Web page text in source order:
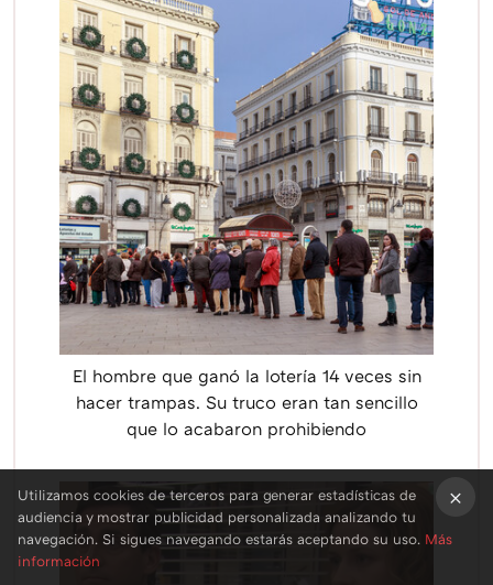
El hombre que ganó la lotería 14 veces sin
hacer trampas. Su truco eran tan sencillo
que lo acabaron prohibiendo
Utilizamos cookies de terceros para generar estadísticas de
audiencia y mostrar publicidad personalizada analizando tu
navegación. Si sigues navegando estarás aceptando su uso. Más
información